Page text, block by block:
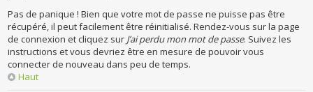
Pas de panique ! Bien que votre mot de passe ne puisse pas être
récupéré, il peut facilement être réinitialisé. Rendez-vous sur la page
de connexion et cliquez sur J’ai perdu mon mot de passe. Suivez les
instructions et vous devriez être en mesure de pouvoir vous
connecter de nouveau dans peu de temps.
Haut